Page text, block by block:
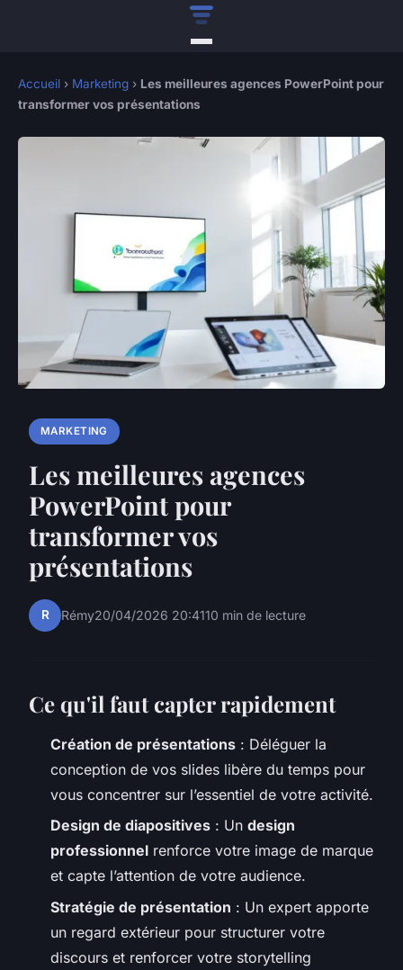
Accueil › Marketing › Les meilleures agences PowerPoint pour
transformer vos présentations
MARKETING
Les meilleures agences
PowerPoint pour
transformer vos
présentations
R Rémy20/04/2026 20:4110 min de lecture
Ce qu'il faut capter rapidement
Création de présentations : Déléguer la
conception de vos slides libère du temps pour
vous concentrer sur l’essentiel de votre activité.
Design de diapositives : Un design
professionnel renforce votre image de marque
et capte l’attention de votre audience.
Stratégie de présentation : Un expert apporte
un regard extérieur pour structurer votre
discours et renforcer votre storytelling